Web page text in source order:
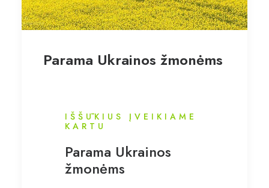
Parama Ukrainos žmonėms
IŠŠŪKIUS ĮVEIKIAME
KARTU
Parama Ukrainos
žmonėms